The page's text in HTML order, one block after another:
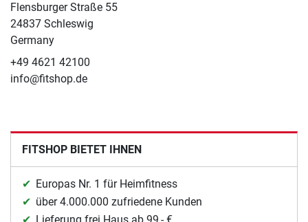
Flensburger Straße 55
24837 Schleswig
Germany
+49 4621 42100
info@fitshop.de
FITSHOP BIETET IHNEN
Europas Nr. 1 für Heimfitness
über 4.000.000 zufriedene Kunden